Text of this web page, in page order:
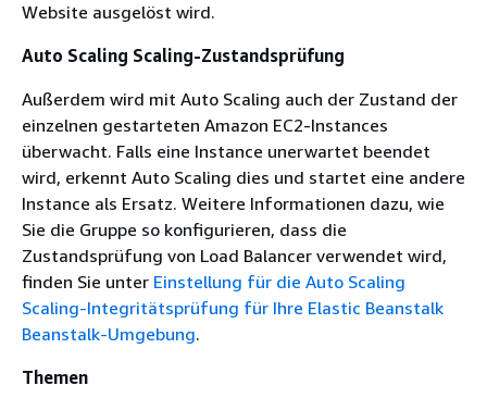
Website ausgelöst wird.
Auto Scaling Scaling-Zustandsprüfung
Außerdem wird mit Auto Scaling auch der Zustand der
einzelnen gestarteten Amazon EC2-Instances
überwacht. Falls eine Instance unerwartet beendet
wird, erkennt Auto Scaling dies und startet eine andere
Instance als Ersatz. Weitere Informationen dazu, wie
Sie die Gruppe so konfigurieren, dass die
Zustandsprüfung von Load Balancer verwendet wird,
finden Sie unter Einstellung für die Auto Scaling
Scaling-Integritätsprüfung für Ihre Elastic Beanstalk
Beanstalk-Umgebung.
Themen